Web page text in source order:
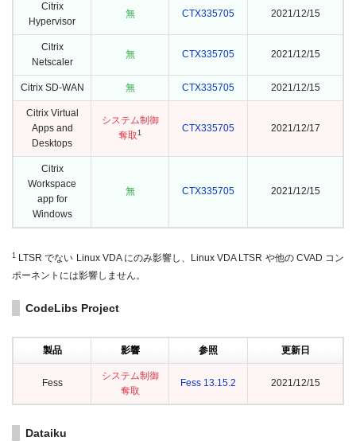
Citrix
Hypervisor
無 CTX335705 2021/12/15
Citrix
Netscaler
無 CTX335705 2021/12/15
Citrix SD-WAN 無 CTX335705 2021/12/15
Citrix Virtual
Apps and
Desktops
システム制御
奪取 1 CTX335705 2021/12/17
Citrix
Workspace
app for
Windows
無 CTX335705 2021/12/15
1 LTSR でない Linux VDA にのみ影響し、Linux VDA LTSR や他の CVAD コン
ポーネントには影響しません。
CodeLibs Project
製品 影響 参照 更新日
Fess
システム制御
奪取
Fess 13.15.2 2021/12/15
Dataiku